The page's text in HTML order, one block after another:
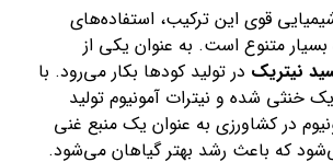
قوی این ترکیب، استفاده‌های
متنوع است. به عنوان یکی از
نیتریک در تولید کودها بکار می‌رود. با
خنثی شده و نیترات آمونیوم تولید
در کشاورزی به عنوان یک منبع غنی
که باعث رشد بهتر گیاهان می‌شود.